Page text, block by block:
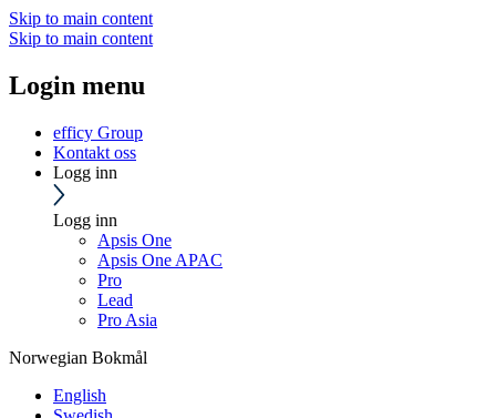
Skip to main content
Skip to main content
Login menu
efficy Group
Kontakt oss
Logg inn
Logg inn
Apsis One
Apsis One APAC
Pro
Lead
Pro Asia
Norwegian Bokmål
English